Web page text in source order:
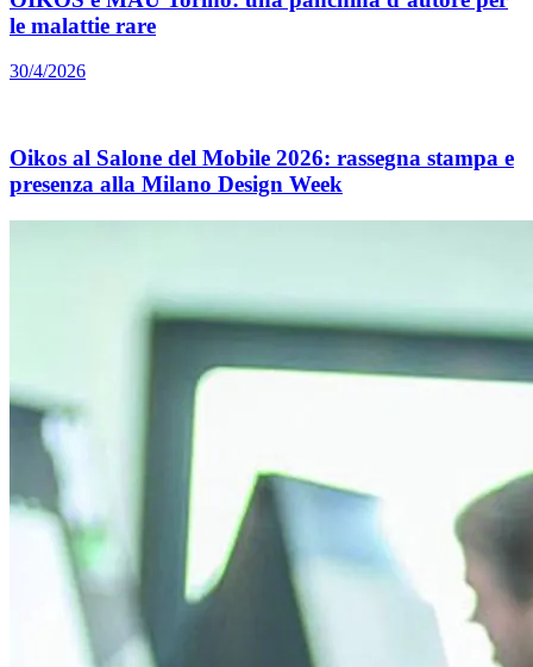
le malattie rare
30/4/2026
Oikos al Salone del Mobile 2026: rassegna stampa e
presenza alla Milano Design Week